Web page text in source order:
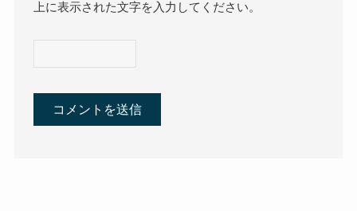
上に表示された文字を入力してください。